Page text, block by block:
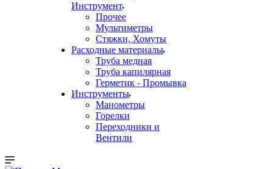
Инструмент
Прочее
Мультиметры
Стяжки, Хомуты
Расходные материалы
Труба медная
Труба капилярная
Герметик - Промывка
Инструменты
Манометры
Горелки
Переходники и
Вентили